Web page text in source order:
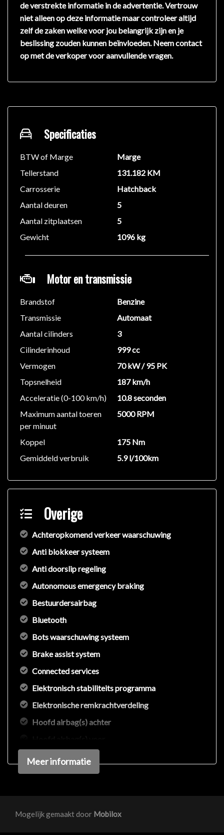
de verstrekte informatie in de advertentie. Vertrouw
niet alleen op deze informatie maar controleer altijd
zelf de zaken welke voor jou belangrijk zijn en je
beslissing zouden kunnen beïnvloeden. Neem contact
op met de verkoper voor aanvullende vragen.
Specificaties
BTW of Marge
Marge
Tellerstand
131.182 KM
Carrosserie
Hatchback
Aantal deuren
5
Aantal zitplaatsen
5
Gewicht
1096 kg
Motor en transmissie
Brandstof
Benzine
Transmissie
Automaat
Aantal cilinders
3
Cilinderinhoud
999 cc
Vermogen
70 kW / 95 PK
Topsnelheid
187 km/h
Acceleratie (0-100 km/h)
10.8 seconden
Maximum aantal toeren
per minuut
5000 RPM
Koppel
175 Nm
Gemiddeld verbruik
5.9 l/100km
Overige
Achteropkomend verkeer waarschuwing
Anti blokkeer systeem
Anti doorslip regeling
Autonomous emergency braking
Bestuurdersairbag
Bluetooth
Bots waarschuwing systeem
Brake assist system
Connected services
Elektronisch stabiliteits programma
Elektronische remkrachtverdeling
Hoofd airbag(s) achter
Passagiersairbag
Zij airbag(s) voor
Achterbank in delen neerklapbaar
Meer informatie
Mogelijk gemaakt door Mobilox